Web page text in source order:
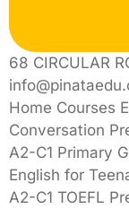
68 CIRCULAR
Home Courses
Conversation
A2-C1 Primary
English for
A2-C1 TOEFL